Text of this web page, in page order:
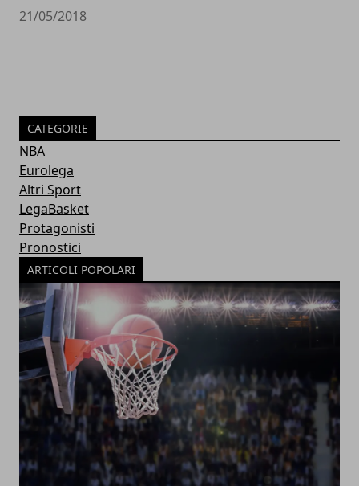
21/05/2018
CATEGORIE
NBA
Eurolega
Altri Sport
LegaBasket
Protagonisti
Pronostici
ARTICOLI POPOLARI